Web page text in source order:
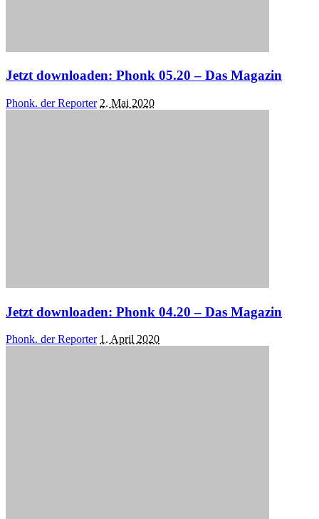
Jetzt downloaden: Phonk 05.20 – Das Magazin
Posted
Phonk. der Reporter 2. Mai 2020
Jetzt downloaden: Phonk 04.20 – Das Magazin
Posted
Phonk. der Reporter 1. April 2020